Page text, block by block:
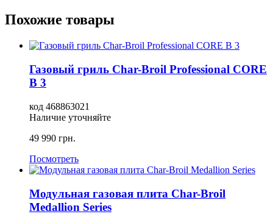
Похожие товары
Газовый гриль Char-Broil Professional CORE
B 3
код 468863021
Наличие уточняйте
49 990 грн.
Посмотреть
Модульная газовая плита Char-Broil
Medallion Series